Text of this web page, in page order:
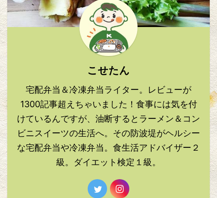
こせたん
宅配弁当＆冷凍弁当ライター。レビューが
1300記事超えちゃいました！食事には気を付
けているんですが、油断するとラーメン＆コン
ビニスイーツの生活へ。その防波堤がヘルシー
な宅配弁当や冷凍弁当。食生活アドバイザー２
級。ダイエット検定１級。